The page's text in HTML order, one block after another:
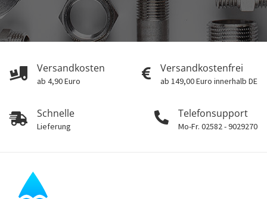
Versandkosten
ab 4,90 Euro
Versandkostenfrei
ab 149,00 Euro innerhalb DE
Schnelle
Lieferung
Telefonsupport
Mo-Fr. 02582 - 9029270